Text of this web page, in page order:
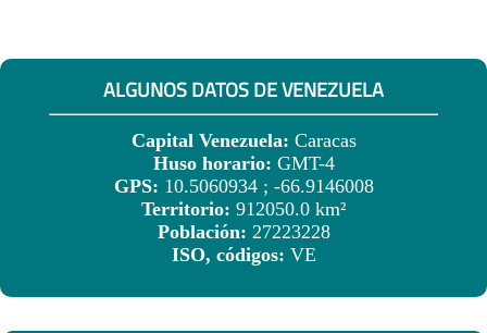
ALGUNOS DATOS DE VENEZUELA
Capital Venezuela: Caracas
Huso horario: GMT-4
GPS: 10.5060934 ; -66.9146008
Territorio: 912050.0 km²
Población: 27223228
ISO, códigos: VE